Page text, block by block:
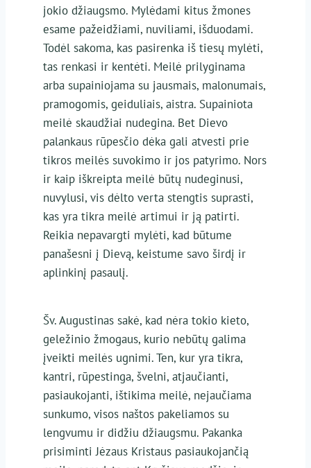
jokio džiaugsmo. Mylėdami kitus žmones
esame pažeidžiami, nuviliami, išduodami.
Todėl sakoma, kas pasirenka iš tiesų mylėti,
tas renkasi ir kentėti. Meilė prilyginama
arba supainiojama su jausmais, malonumais,
pramogomis, geiduliais, aistra. Supainiota
meilė skaudžiai nudegina. Bet Dievo
palankaus rūpesčio dėka gali atvesti prie
tikros meilės suvokimo ir jos patyrimo. Nors
ir kaip iškreipta meilė būtų nudeginusi,
nuvylusi, vis dėlto verta stengtis suprasti,
kas yra tikra meilė artimui ir ją patirti.
Reikia nepavargti mylėti, kad būtume
panašesni į Dievą, keistume savo širdį ir
aplinkinį pasaulį.
Šv. Augustinas sakė, kad nėra tokio kieto,
geležinio žmogaus, kurio nebūtų galima
įveikti meilės ugnimi. Ten, kur yra tikra,
kantri, rūpestinga, švelni, atjaučianti,
pasiaukojanti, ištikima meilė, nejaučiama
sunkumo, visos naštos pakeliamos su
lengvumu ir didžiu džiaugsmu. Pakanka
prisiminti Jėzaus Kristaus pasiaukojančią